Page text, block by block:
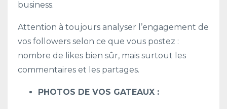
business.
Attention à toujours analyser l’engagement de
vos followers selon ce que vous postez :
nombre de likes bien sûr, mais surtout les
commentaires et les partages.
PHOTOS DE VOS GATEAUX :